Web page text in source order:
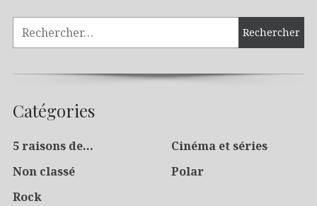
Catégories
5 raisons de…
Cinéma et séries
Non classé
Polar
Rock